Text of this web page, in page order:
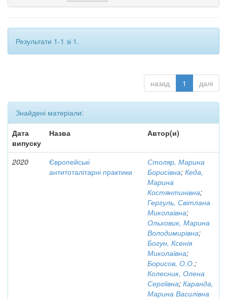
Результати 1-1 зі 1.
назад 1 далі
Знайдені матеріали:
Дата
випуску
Назва Автор(и)
2020
Європейські
антитоталітарні практики
Столяр, Марина
Борисівна; Кеда,
Марина
Костянтинівна;
Гергуль, Світлана
Миколаївна;
Ольховик, Марина
Володимирівна;
Богун, Ксенія
Миколаївна;
Борисов, О.О.;
Колесник, Олена
Сергіївна; Каранда,
Марина Василівна